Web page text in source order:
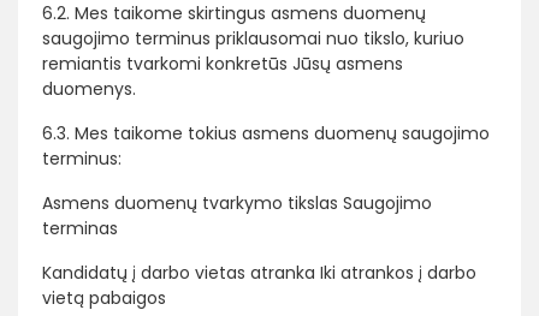
6.2. Mes taikome skirtingus asmens duomenų
saugojimo terminus priklausomai nuo tikslo, kuriuo
remiantis tvarkomi konkretūs Jūsų asmens
duomenys.
6.3. Mes taikome tokius asmens duomenų saugojimo
terminus:
Asmens duomenų tvarkymo tikslas Saugojimo
terminas
Kandidatų į darbo vietas atranka Iki atrankos į darbo
vietą pabaigos